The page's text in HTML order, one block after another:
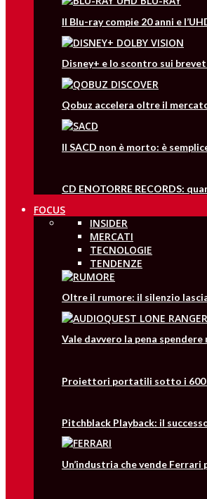
Il Blu-ray compie 20 anni e
Disney+ e lo scontro sui
Qobuz accelera oltre il
Il SACD non è morto: è
CD ENOTORRE RECORDS:
FOCUS
INSIDER
MERCATI
TECNOLOGIE
TENDENZE
Oltre il rumore: il silenzio
Vale davvero la pena
Proiettori portatili sotto i 600
Pitchblack Playback: il
Un’industria che vende